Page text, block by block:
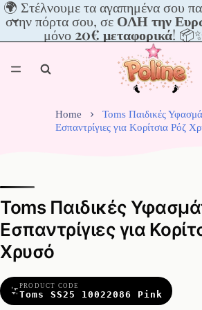
🌍 Στέλνουμε τα αγαπημένα σου
στην πόρτα σου, σε ΟΛΗ την
μόνο 20€ μεταφορικά!
🌍
Στέλνουμε
τα
αγαπημένα
σου
παπούτσια
στην
σου,
σε
μόνο
20€
μεταφορικά!
📦
Home
Toms Παιδικές
Εσπαντρίγιες για Κορίτσια Ρόζ
Toms Παιδικές
Εσπαντρίγιες για
Χρυσό
PRODUCT CODE
Toms SS25 10022086 Pink